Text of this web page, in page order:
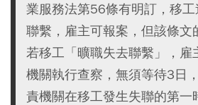
業服務法第56條有明訂，移
聯繫，雇主可報案，但該條文
若移工「曠職失去聯繫」，雇
機關執行查察，無須等待3日
責機關在移工發生失聯的第一